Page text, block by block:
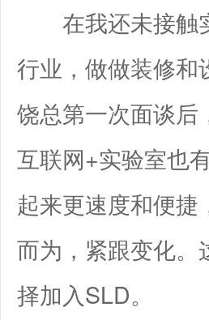
在我还未接触
行业，做做装修和
饶总第一次面谈后
互联网+实验室也
起来更速度和便
而为，紧跟变化
择加入SLD。